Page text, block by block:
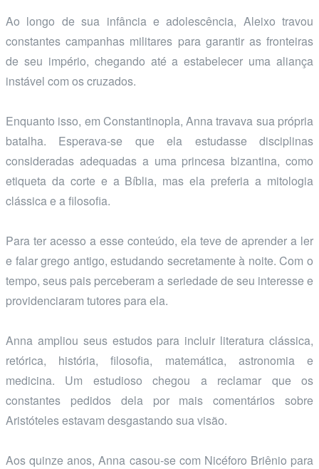
Ao longo de sua infância e adolescência, Aleixo travou
constantes campanhas militares para garantir as fronteiras
de seu império, chegando até a estabelecer uma aliança
instável com os cruzados.
Enquanto isso, em Constantinopla, Anna travava sua própria
batalha. Esperava-se que ela estudasse disciplinas
consideradas adequadas a uma princesa bizantina, como
etiqueta da corte e a Bíblia, mas ela preferia a mitologia
clássica e a filosofia.
Para ter acesso a esse conteúdo, ela teve de aprender a ler
e falar grego antigo, estudando secretamente à noite. Com o
tempo, seus pais perceberam a seriedade de seu interesse e
providenciaram tutores para ela.
Anna ampliou seus estudos para incluir literatura clássica,
retórica, história, filosofia, matemática, astronomia e
medicina. Um estudioso chegou a reclamar que os
constantes pedidos dela por mais comentários sobre
Aristóteles estavam desgastando sua visão.
Aos quinze anos, Anna casou-se com Nicéforo Briênio para